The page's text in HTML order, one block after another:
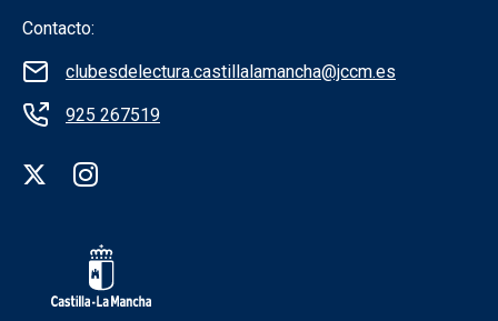
Contacto:
clubesdelectura.castillalamancha@jccm.es
925 267519
Redes sociales institución